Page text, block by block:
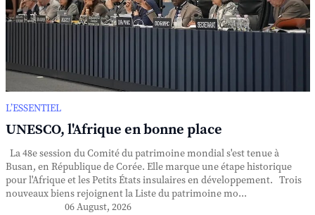
L’ESSENTIEL
UNESCO, l'Afrique en bonne place
La 48e session du Comité du patrimoine mondial s'est tenue à
Busan, en République de Corée. Elle marque une étape historique
pour l'Afrique et les Petits États insulaires en développement. Trois
nouveaux biens rejoignent la Liste du patrimoine mo...
06 August, 2026